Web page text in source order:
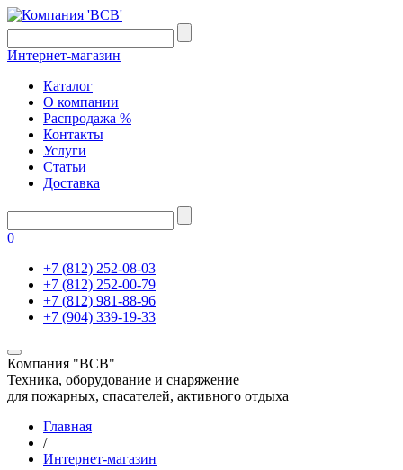
Интернет-магазин
Каталог
О компании
Распродажа %
Контакты
Услуги
Статьи
Доставка
0
+7 (812) 252-08-03
+7 (812) 252-00-79
+7 (812) 981-88-96
+7 (904) 339-19-33
Компания "ВСВ"
Техника, оборудование и снаряжение
для пожарных, спасателей, активного отдыха
Главная
/
Интернет-магазин